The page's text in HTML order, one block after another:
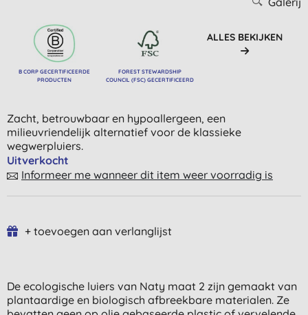
B CORP GECERTIFICEERDE
PRODUCTEN
FOREST STEWARDSHIP
COUNCIL (FSC) GECERTIFICEERD
ALLES BEKIJKEN
Zacht, betrouwbaar en hypoallergeen, een
milieuvriendelijk alternatief voor de klassieke
wegwerpluiers.
Uitverkocht
Informeer me wanneer dit item weer voorradig is
+ toevoegen aan verlanglijst
De ecologische luiers van Naty maat 2 zijn gemaakt van
plantaardige en biologisch afbreekbare materialen. Ze